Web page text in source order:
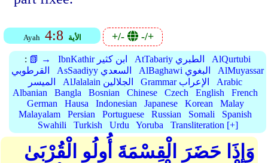
Ayah 4:8 الأية +/- -/+
: 📗 → IbnKathir ابن كثير AtTabariy الطبري
AlQurtubi
القرطوبي
AsSaadiyy السعدي AlBaghawi البغوي
AlMuyassar
الميسر
AlJalalain الجلالين Grammar الإعراب
Arabic
Albanian
Bangla Bosnian Chinese Czech English
French
German
Hausa Indonesian Japanese Korean
Malay
Malayalam
Persian Portuguese Russian Somali
Spanish
Swahili
Turkish Urdu Yoruba Transliteration [+]
وَإِذَا حَضَرَ الْقِسْمَةَ أُولُو الْقُرْبَىٰ